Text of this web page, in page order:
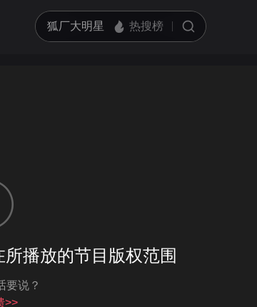
播放的节目版权范围
要说？
>>
亮度